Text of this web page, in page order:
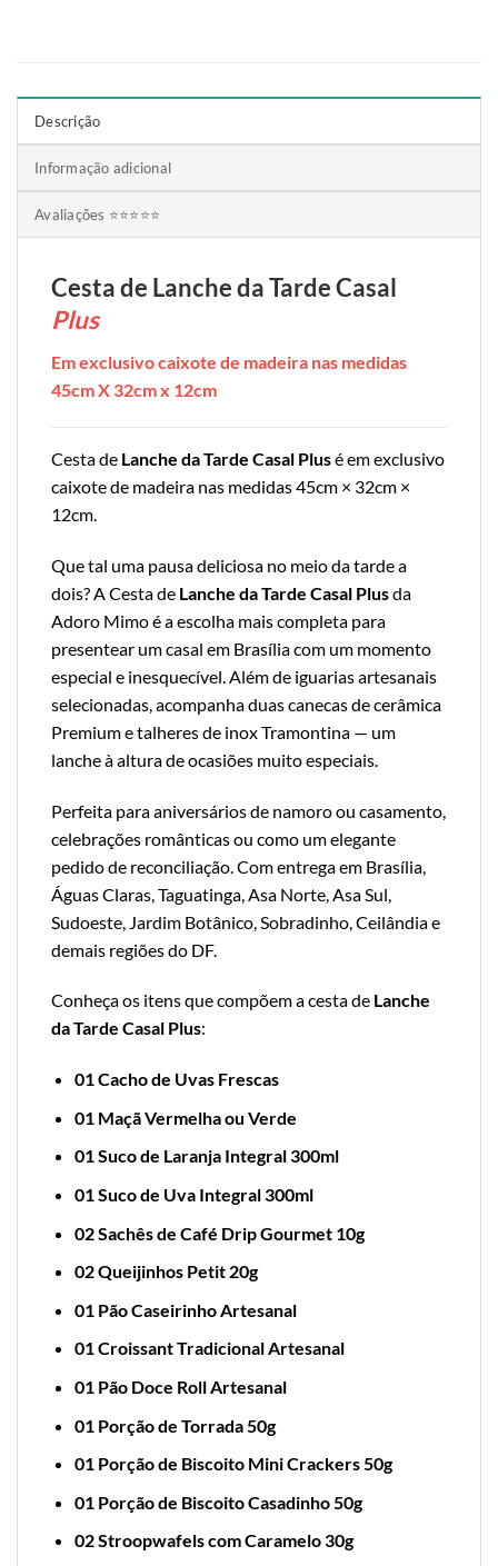
Descrição
Informação adicional
Avaliações ⭐⭐⭐⭐⭐
Cesta de Lanche da Tarde Casal
Plus
Em exclusivo caixote de madeira nas medidas
45cm X 32cm x 12cm
Cesta de Lanche da Tarde Casal Plusé em exclusivo
caixote de madeira nas medidas 45cm × 32cm ×
12cm.
Que tal uma pausa deliciosa no meio da tarde a
dois? A Cesta de Lanche da Tarde Casal Plusda
Adoro Mimo é a escolha mais completa para
presentear um casal em Brasília com um momento
especial e inesquecível. Além de iguarias artesanais
selecionadas, acompanha duas canecas de cerâmica
Premium e talheres de inox Tramontina — um
lanche à altura de ocasiões muito especiais.
Perfeita para aniversários de namoro ou casamento,
celebrações românticas ou como um elegante
pedido de reconciliação. Com entrega em Brasília,
Águas Claras, Taguatinga, Asa Norte, Asa Sul,
Sudoeste, Jardim Botânico, Sobradinho, Ceilândia e
demais regiões do DF.
Conheça os itens que compõem a cesta de Lanche
da Tarde Casal Plus:
01 Cacho de Uvas Frescas
01 Maçã Vermelha ou Verde
01 Suco de Laranja Integral 300ml
01 Suco de Uva Integral 300ml
02 Sachês de Café Drip Gourmet 10g
02 Queijinhos Petit 20g
01 Pão Caseirinho Artesanal
01 Croissant Tradicional Artesanal
01 Pão Doce Roll Artesanal
01 Porção de Torrada 50g
01 Porção de Biscoito Mini Crackers 50g
01 Porção de Biscoito Casadinho 50g
02 Stroopwafels com Caramelo 30g